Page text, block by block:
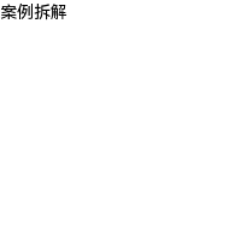
案例拆解